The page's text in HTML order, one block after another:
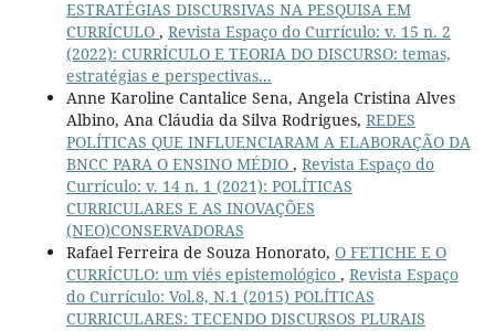
ESTRATÉGIAS DISCURSIVAS NA PESQUISA EM
CURRÍCULO , Revista Espaço do Currículo: v. 15 n. 2
(2022): CURRÍCULO E TEORIA DO DISCURSO: temas,
estratégias e perspectivas...
Anne Karoline Cantalice Sena, Angela Cristina Alves
Albino, Ana Cláudia da Silva Rodrigues, REDES
POLÍTICAS QUE INFLUENCIARAM A ELABORAÇÃO DA
BNCC PARA O ENSINO MÉDIO , Revista Espaço do
Currículo: v. 14 n. 1 (2021): POLÍTICAS
CURRICULARES E AS INOVAÇÕES
(NEO)CONSERVADORAS
Rafael Ferreira de Souza Honorato, O FETICHE E O
CURRÍCULO: um viés epistemológico , Revista Espaço
do Currículo: Vol.8, N.1 (2015) POLÍTICAS
CURRICULARES: TECENDO DISCURSOS PLURAIS